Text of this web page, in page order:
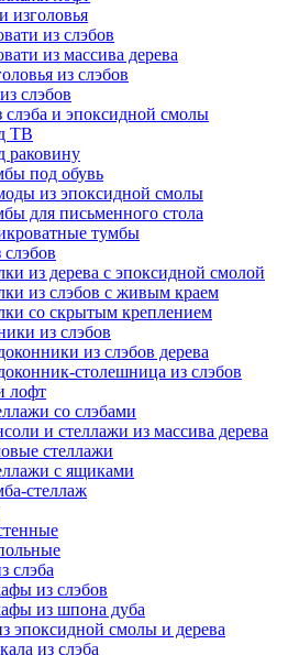
изголовья
из слэбов
из массива дерева
из слэбов
слэбов
и эпоксидной смолы
ТВ
раковину
под обувь
из эпоксидной смолы
для письменного стола
тумбы
из дерева с эпоксидной смолой
из слэбов с живым краем
со скрытым креплением
из слэбов
из слэбов дерева
столешница из слэбов
лофт
со слэбами
и стеллажи из массива дерева
стеллажи
с ящиками
стеллаж
слэба
из слэбов
из шпона дуба
эпоксидной смолы и дерева
из слэба